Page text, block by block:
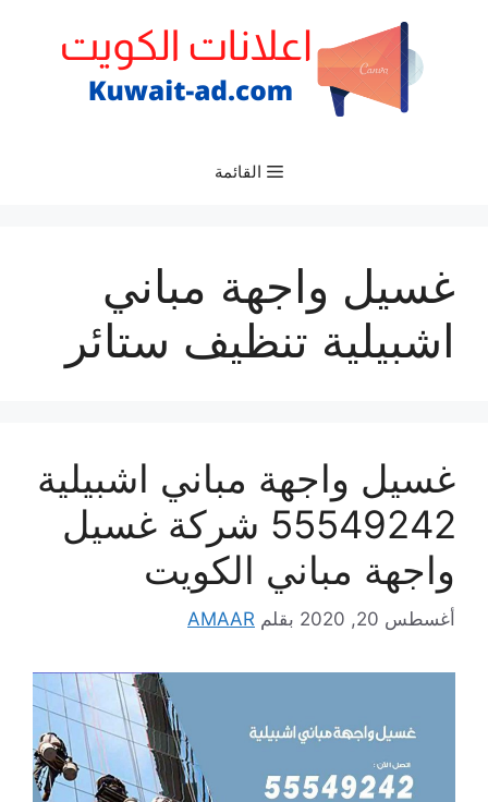
القائمة
غسيل واجهة مباني
اشبيلية تنظيف ستائر
غسيل واجهة مباني اشبيلية
55549242 شركة غسيل
واجهة مباني الكويت
أغسطس 20, 2020 بقلم AMAAR